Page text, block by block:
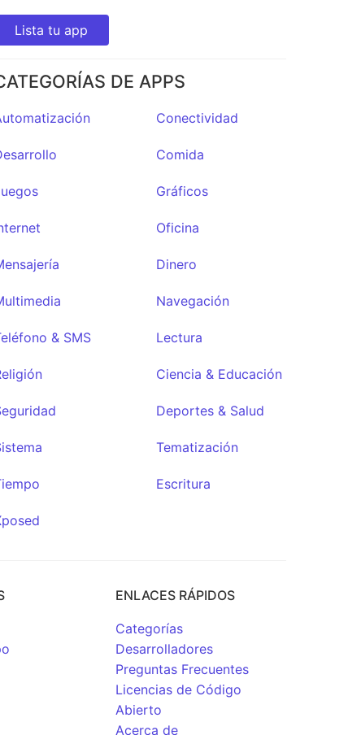
Lista tu app
DE APPS
Conectividad
Comida
Gráficos
Oficina
Dinero
Navegación
& SMS Lectura
Ciencia & Educación
Deportes & Salud
Tematización
Escritura
ENLACES RÁPIDOS
Categorías
Desarrolladores
Preguntas Frecuentes
Licencias de Código
Abierto
Acerca de